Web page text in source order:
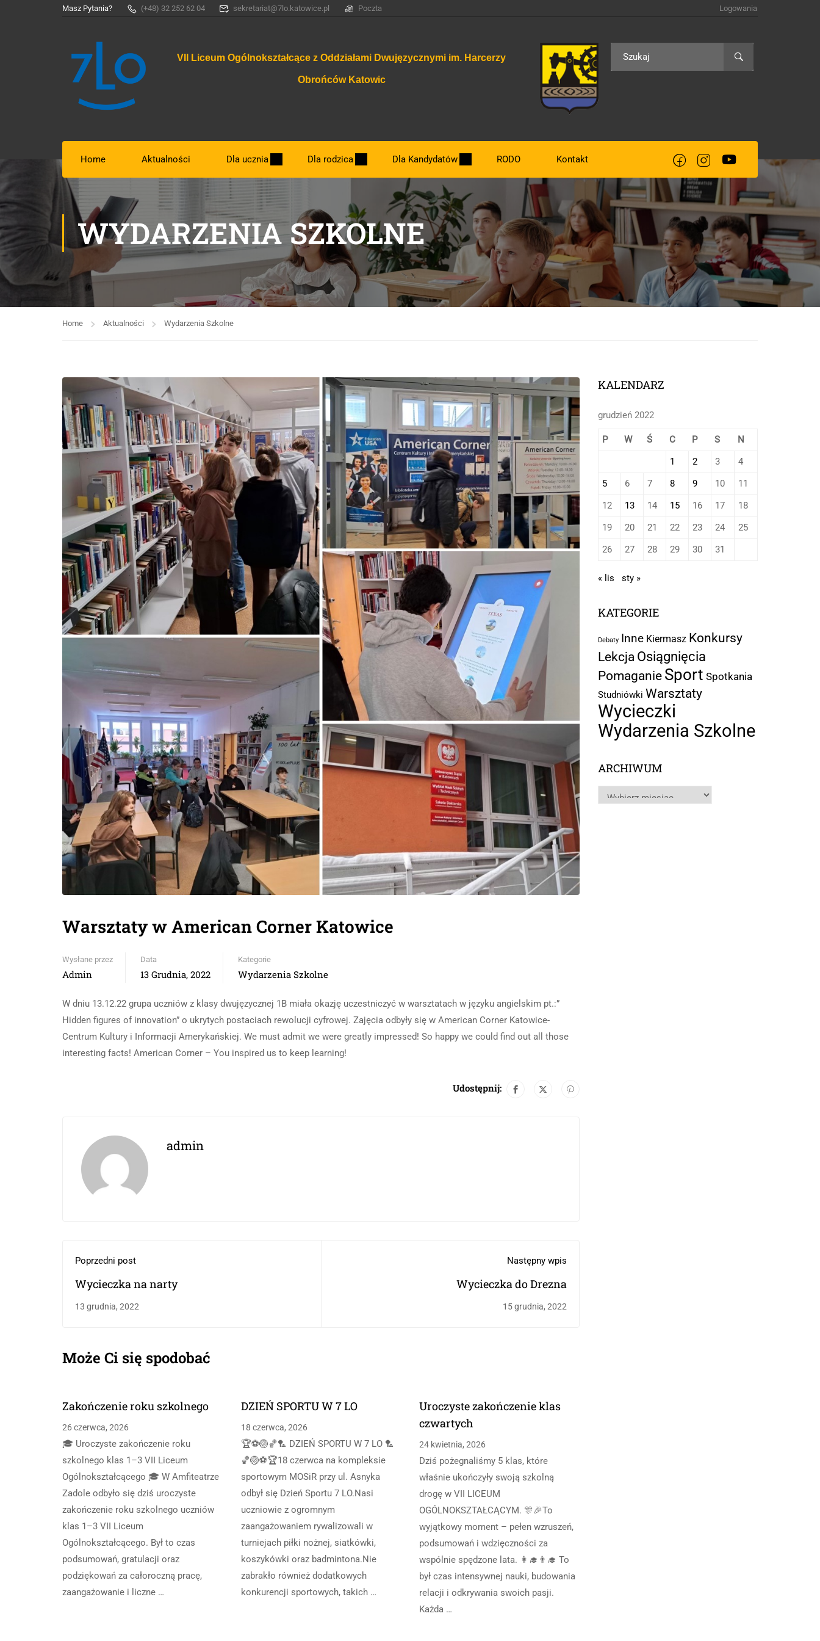
Masz Pytania? (+48) 32 252 62 04 sekretariat@7lo.katowice.pl Poczta Logowania
VII Liceum Ogólnokształcące z Oddziałami Dwujęzycznymi im. Harcerzy
Obrońców Katowic
Home Aktualności Dla ucznia Dla rodzica Dla Kandydatów
Dzień otwarty.
Nowe klasy 2026/2027
Najważniejsze terminy związane z rekrutacją
Zasady rekrutacji
Sprawdzian kompetencji językowych
Test sprawnościowy do klasy usportowionej
Wykaz podręczników do klas pierwszych
RODO Kontakt
WYDARZENIA SZKOLNE
Home Aktualności Wydarzenia Szkolne
Warsztaty w American Corner Katowice
Wysłane przez
Admin
Data
13 Grudnia, 2022
Kategorie
Wydarzenia Szkolne
W dniu 13.12.22 grupa uczniów z klasy dwujęzycznej 1B miała okazję uczestniczyć w warsztatach w języku angielskim pt.:”
Hidden figures of innovation” o ukrytych postaciach rewolucji cyfrowej. Zajęcia odbyły się w American Corner Katowice-
Centrum Kultury i Informacji Amerykańskiej. We must admit we were greatly impressed! So happy we could find out all those
interesting facts! American Corner – You inspired us to keep learning!
Udostępnij:
admin
Poprzedni post
Wycieczka na narty
13 grudnia, 2022
Następny wpis
Wycieczka do Drezna
15 grudnia, 2022
Może Ci się spodobać
Zakończenie roku szkolnego
26 czerwca, 2026
🎓 Uroczyste zakończenie roku
szkolnego klas 1–3 VII Liceum
Ogólnokształcącego 🎓 W Amfiteatrze
Zadole odbyło się dziś uroczyste
zakończenie roku szkolnego uczniów
klas 1–3 VII Liceum
Ogólnokształcącego. Był to czas
podsumowań, gratulacji oraz
podziękowań za całoroczną pracę,
zaangażowanie i liczne …
DZIEŃ SPORTU W 7 LO
18 czerwca, 2026
🏆⚽🏐🏀🏸 DZIEŃ SPORTU W 7 LO 🏸
🏀🏐⚽🏆18 czerwca na kompleksie
sportowym MOSiR przy ul. Asnyka
odbył się Dzień Sportu 7 LO.Nasi
uczniowie z ogromnym
zaangażowaniem rywalizowali w
turniejach piłki nożnej, siatkówki,
koszykówki oraz badmintona.Nie
zabrakło również dodatkowych
konkurencji sportowych, takich …
Uroczyste zakończenie klas
czwartych
24 kwietnia, 2026
Dziś pożegnaliśmy 5 klas, które
właśnie ukończyły swoją szkolną
drogę w VII LICEUM
OGÓLNOKSZTAŁCĄCYM. 🎊🎉To
wyjątkowy moment – pełen wzruszeń,
podsumowań i wdzięczności za
wspólnie spędzone lata. 👩‍🎓👨‍🎓 To
był czas intensywnej nauki, budowania
relacji i odkrywania swoich pasji.
Każda …
KALENDARZ
grudzień 2022
P W Ś C P S
N
1
2 3
4
5
6 7 8 9 10
11
12
13 14 15 16 17
18
19
20 21 22 23 24
25
26
27 28 29 30 31
« lis sty »
KATEGORIE
Debaty Inne Kiermasz Konkursy
Lekcja Osiągnięcia
Pomaganie Sport Spotkania
Studniówki Warsztaty
Wycieczki
Wydarzenia Szkolne
ARCHIWUM